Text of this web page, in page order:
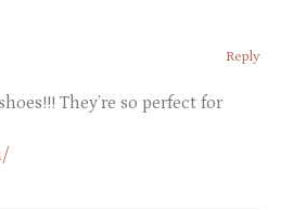
Reply
They’re so perfect for